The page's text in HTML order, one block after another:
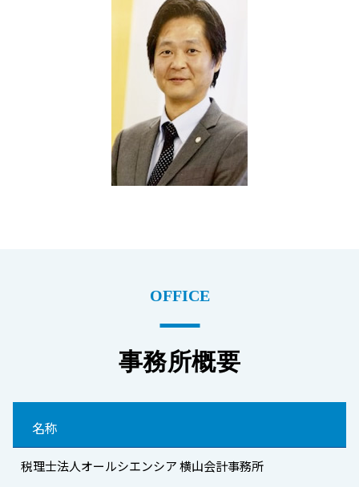
OFFICE
事務所概要
名称
税理士法人オールシエンシア 横山会計事務所